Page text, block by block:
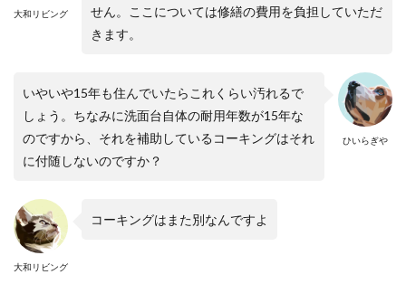
大和リビング
せん。ここについては修繕の費用を負担していただ
きます。
ひいらぎや
いやいや15年も住んでいたらこれくらい汚れるで
しょう。ちなみに洗面台自体の耐用年数が15年な
のですから、それを補助しているコーキングはそれ
に付随しないのですか？
大和リビング
コーキングはまた別なんですよ